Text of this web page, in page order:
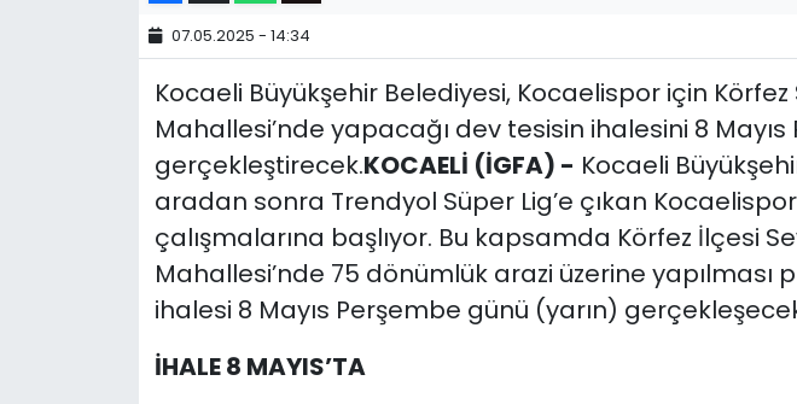
07.05.2025 - 14:34
Kocaeli Büyükşehir Belediyesi, Kocaelispor için Körfez
Mahallesi’nde yapacağı dev tesisin ihalesini 8
gerçekleştirecek.KOCAELİ (İGFA) - Kocaeli
aradan sonra Trendyol Süper Lig’e çıkan
çalışmalarına başlıyor. Bu kapsamda Körfez İlçesi
Mahallesi’nde 75 dönümlük arazi üzerine yapılması
ihalesi 8 Mayıs Perşembe günü (yarın)
İHALE 8 MAYIS’TA